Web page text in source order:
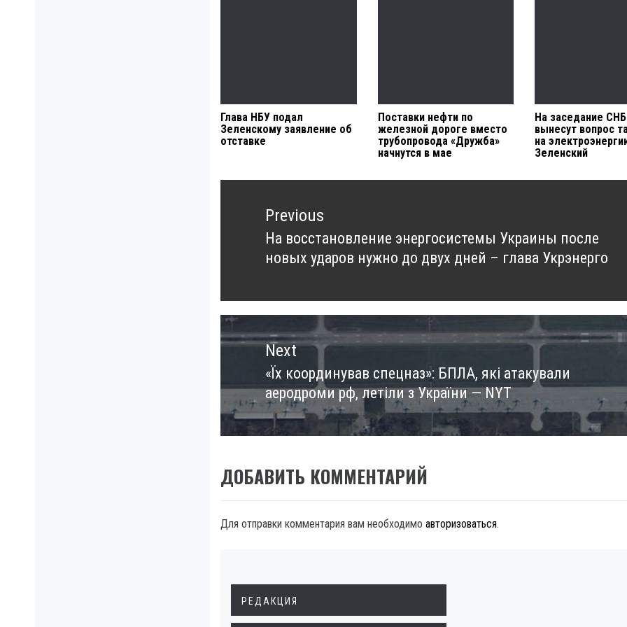
Глава НБУ подал
Зеленскому заявление об
отставке
Поставки нефти по
железной дороге вместо
трубопровода «Дружба»
начнутся в мае
На заседание
вынесут вопрос
на
Зеленский
Навигация
записямPrevious
Previous
post:
На восстановление энергосистемы Украины после
новых ударов нужно до двух дней – глава Укрэнерго
Next
Next
post:
«Їх координував спецназ»: БПЛА, які атакували
аеродроми рф, летіли з України — NYT
ДОБАВИТЬ КОММЕНТАРИЙ
Для отправки комментария вам необходимо авторизоваться.
РЕДАКЦИЯ